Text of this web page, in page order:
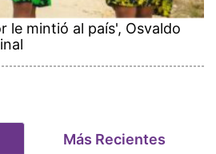
le mintió al país', Osvaldo
Más Recientes